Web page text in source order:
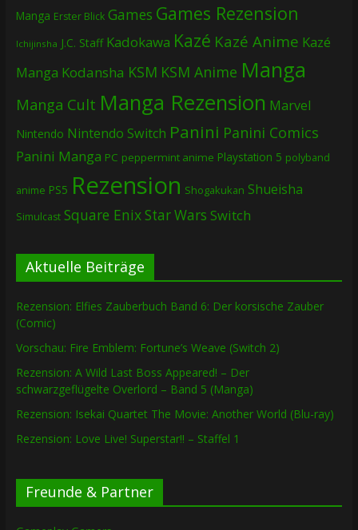
Manga Erster Blick Games Games Rezension
Ichijinsha J.C. Staff Kadokawa Kazé Kazé Anime Kazé
Manga Kodansha KSM KSM Anime Manga
Manga Cult Manga Rezension Marvel
Nintendo Nintendo Switch Panini Panini Comics
Panini Manga PC peppermint anime Playstation 5 polyband
anime PS5 Rezension Shogakukan Shueisha
Simulcast Square EnixStar Wars Switch
Aktuelle Beiträge
Rezension: Elfies Zauberbuch Band 6: Der korsische Zauber
(Comic)
Vorschau: Fire Emblem: Fortune’s Weave (Switch 2)
Rezension: A Wild Last Boss Appeared! – Der
schwarzgeflügelte Overlord – Band 5 (Manga)
Rezension: Isekai Quartet The Movie: Another World (Blu-ray)
Rezension: Love Live! Superstar!! – Staffel 1
Freunde & Partner